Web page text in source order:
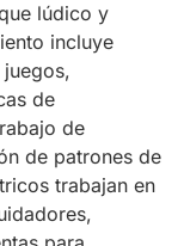
lúdico y
incluye
de
de
de patrones de
trabajan en